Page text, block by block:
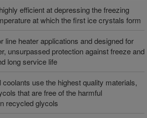
efficient at depressing the freezing
at which the first ice crystals form
line heater applications and designed for
unsurpassed protection against freeze and
long service life
use the highest quality materials,
that are free of the harmful
recycled glycols